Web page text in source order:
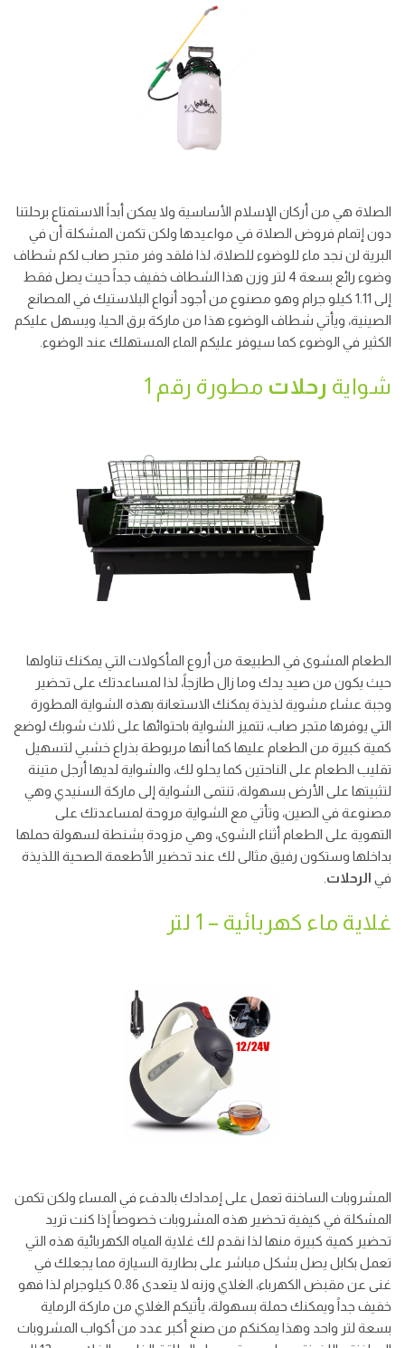
الصلاة هي من أركان الإسلام الأساسية ولا يمكن أبداً الاستمتاع برحلتنا
دون إتمام فروض الصلاة في مواعيدها ولكن تكمن المشكلة أن في
البرية لن نجد ماء للوضوء للصلاة، لذا فلقد وفر متجر صاب لكم شطاف
وضوء رائع بسعة 4 لتر وزن هذا الشطاف خفيف جداً حيث يصل فقط
إلى 1.11 كيلو جرام وهو مصنوع من أجود أنواع البلاستيك في المصانع
الصينية، ويأتي شطاف الوضوء هذا من ماركة برق الحيا، ويسهل عليكم
الكثير في الوضوء كما سيوفر عليكم الماء المستهلك عند الوضوء.
شواية رحلات مطورة رقم 1
الطعام المشوى في الطبيعة من أروع المأكولات التي يمكنك تناولها
حيث يكون من صيد يدك وما زال طازجاً، لذا لمساعدتك على تحضير
وجبة عشاء مشوية لذيذة يمكنك الاستعانة بهذه الشواية المطورة
التي يوفرها متجر صاب، تتميز الشواية باحتوائها على ثلاث شوبك لوضع
كمية كبيرة من الطعام عليها كما أنها مربوطة بذراع خشبي لتسهيل
تقليب الطعام على الناحتين كما يحلو لك، والشواية لديها أرجل متينة
لتثبيتها على الأرض بسهولة، تنتمى الشواية إلى ماركة السنيدي وهي
مصنوعة في الصين، وتأتي مع الشواية مروحة لمساعدتك على
التهوية على الطعام أثناء الشوى، وهي مزودة بشنطة لسهولة حملها
بداخلها وستكون رفيق مثالى لك عند تحضير الأطعمة الصحية اللذيذة
في الرحلات
غلاية ماء كهربائية – 1 لتر
المشروبات الساخنة تعمل على إمدادك بالدفء في المساء ولكن تكمن
المشكلة في كيفية تحضير هذه المشروبات خصوصاً إذا كنت تريد
تحضير كمية كبيرة منها لذا نقدم لك غلاية المياه الكهربائية هذه التي
تعمل بكابل يصل بشكل مباشر على بطارية السيارة مما يجعلك في
غنى عن مقبض الكهرباء، الغلاي وزنه لا يتعدى 0.86 كيلوجرام لذا فهو
خفيف جداً ويمكنك حملة بسهولة، يأتيكم الغلاي من ماركة الرماية
بسعة لتر واحد وهذا يمكنكم من صنع أكبر عدد من أكواب المشروبات